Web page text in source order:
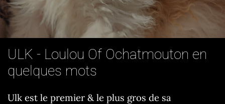
ULK - Loulou Of Ochatmouton en
quelques mots
Ulk est le premier & le plus gros de sa